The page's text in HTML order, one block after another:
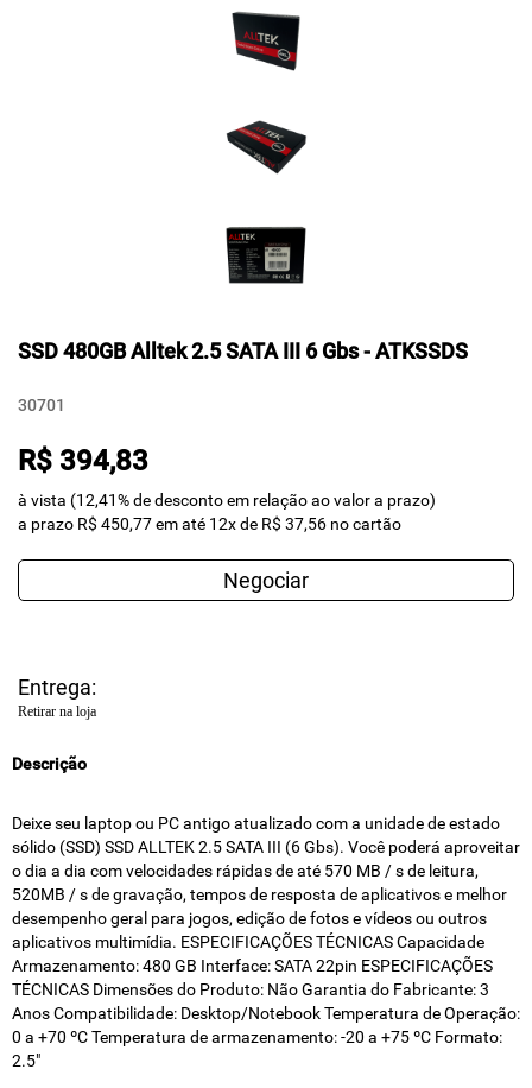
SSD 480GB Alltek 2.5 SATA III 6 Gbs - ATKSSDS
30701
R$ 394,83
à vista (12,41% de desconto em relação ao valor a prazo)
a prazo R$ 450,77 em até 12x de R$ 37,56 no cartão
Negociar
Entrega:
Retirar na loja
Descrição
Deixe seu laptop ou PC antigo atualizado com a unidade de estado
sólido (SSD) SSD ALLTEK 2.5 SATA III (6 Gbs). Você poderá aproveitar
o dia a dia com velocidades rápidas de até 570 MB / s de leitura,
520MB / s de gravação, tempos de resposta de aplicativos e melhor
desempenho geral para jogos, edição de fotos e vídeos ou outros
aplicativos multimídia. ESPECIFICAÇÕES TÉCNICAS Capacidade
Armazenamento: 480 GB Interface: SATA 22pin ESPECIFICAÇÕES
TÉCNICAS Dimensões do Produto: Não Garantia do Fabricante: 3
Anos Compatibilidade: Desktop/Notebook Temperatura de Operação:
0 a +70 ºC Temperatura de armazenamento: -20 a +75 ºC Formato:
2.5"